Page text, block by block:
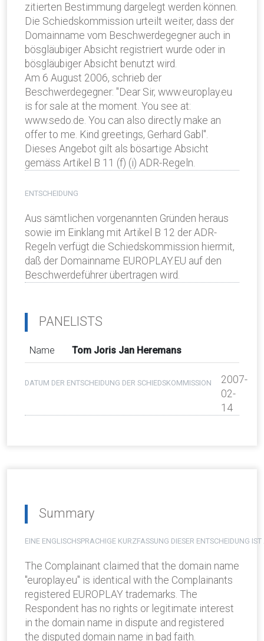
zitierten Bestimmung dargelegt werden können.
Die Schiedskommission urteilt weiter, dass der
Domainname vom Beschwerdegegner auch in
bösgläubiger Absicht registriert wurde oder in
bösgläubiger Absicht benutzt wird.
Am 6 August 2006, schrieb der
Beschwerdegegner: "Dear Sir, www.europlay.eu
is for sale at the moment. You see at:
www.sedo.de. You can also directly make an
offer to me. Kind greetings, Gerhard Gabl".
Dieses Angebot gilt als bösartige Absicht
gemäss Artikel B 11 (f) (i) ADR-Regeln.
ENTSCHEIDUNG
Aus sämtlichen vorgenannten Gründen heraus
sowie im Einklang mit Artikel B 12 der ADR-
Regeln verfügt die Schiedskommission hiermit,
daß der Domainname EUROPLAY.EU auf den
Beschwerdeführer übertragen wird.
PANELISTS
Name Tom Joris Jan Heremans
DATUM DER ENTSCHEIDUNG DER SCHIEDSKOMMISSION
2007-
02-
14
Summary
EINE ENGLISCHSPRACHIGE KURZFASSUNG DIESER ENTSCHEIDUNG
The Complainant claimed that the domain name
"europlay.eu" is identical with the Complainants
registered EUROPLAY trademarks. The
Respondent has no rights or legitimate interest
in the domain name in dispute and registered
the disputed domain name in bad faith.